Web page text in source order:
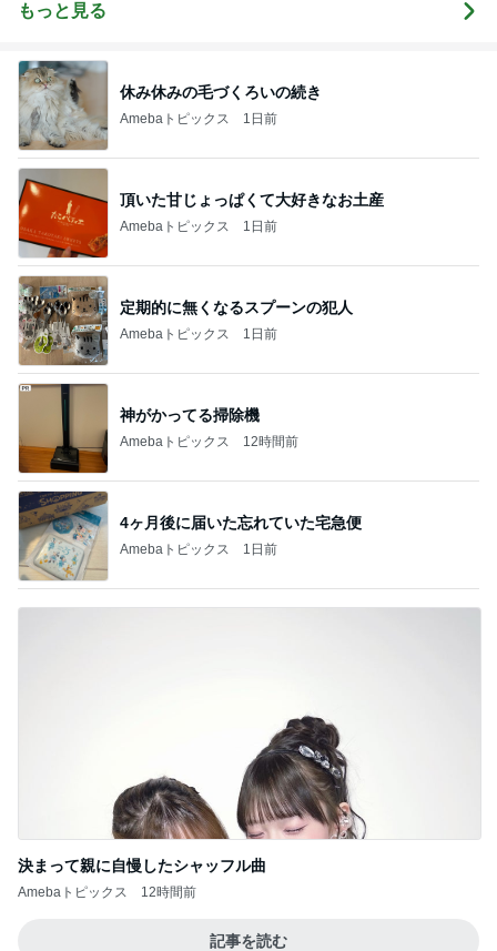
もっと見る
休み休みの毛づくろいの続き
Amebaトピックス 1日前
頂いた甘じょっぱくて大好きなお土産
Amebaトピックス 1日前
定期的に無くなるスプーンの犯人
Amebaトピックス 1日前
神がかってる掃除機
Amebaトピックス 12時間前
4ヶ月後に届いた忘れていた宅急便
Amebaトピックス 1日前
決まって親に自慢したシャッフル曲
Amebaトピックス 12時間前
記事を読む